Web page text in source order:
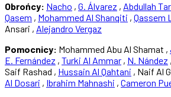
Obrońcy: Nacho , G. Álvarez , Abdullah
Qasem , Mohammed Al Shanqiti , Qassem
Ansari , Alejandro Vergaz
Pomocnicy: Mohammed Abu Al Shamat ,
E. Fernández , Turki Al Ammar , N. Nández ,
Saif Rashad , Hussain Al Qahtani , Naif Al
Al Dosari , Ibrahim Mahnashi , Cameron